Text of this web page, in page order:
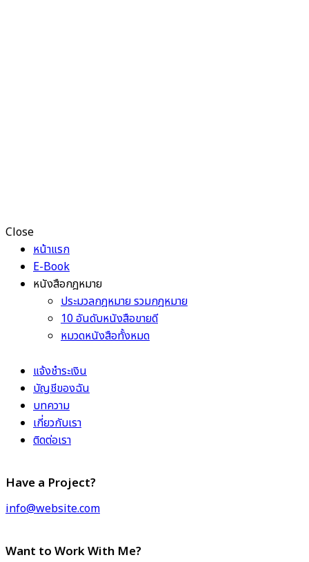
Close
หน้าแรก
E-Book
หนังสือกฎหมาย
ประมวลกฎหมาย รวมกฎหมาย
10 อันดับหนังสือขายดี
หมวดหนังสือทั้งหมด
แจ้งชำระเงิน
บัญชีของฉัน
บทความ
เกี่ยวกับเรา
ติดต่อเรา
Have a Project?
info@website.com
Want to Work With Me?